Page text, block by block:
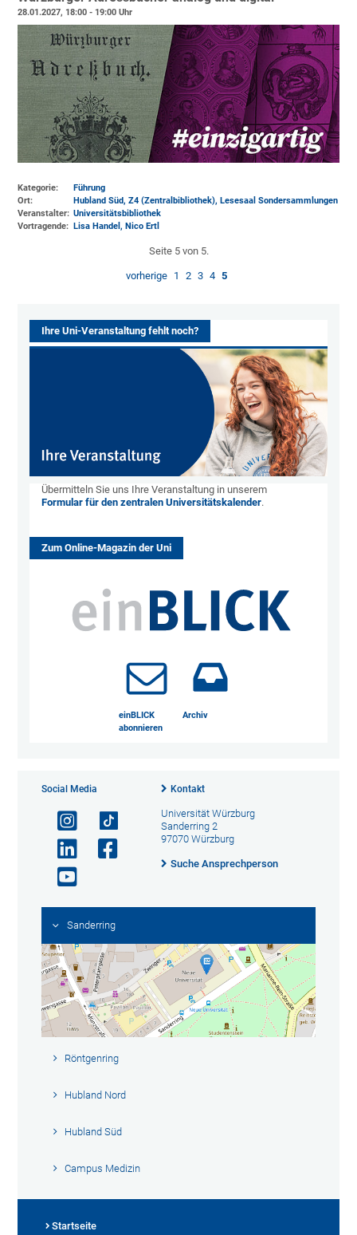
28.01.2027, 18:00 - 19:00 Uhr
Kategorie:
Führung
Ort:
Hubland Süd, Z4 (Zentralbibliothek), Lesesaal Sondersammlungen
Veranstalter: Universitätsbibliothek
Vortragende: Lisa Handel, Nico Ertl
Seite 5 von 5.
vorherige 1 2 3 4 5
Ihre Uni-Veranstaltung fehlt noch?
Übermitteln Sie uns Ihre Veranstaltung in unserem
Formular für den zentralen Universitätskalender.
Zum Online-Magazin der Uni
einBLICK
abonnieren
Archiv
Social Media Kontakt
Universität Würzburg
Sanderring 2
97070 Würzburg
Suche Ansprechperson
Sanderring
Röntgenring
Hubland Nord
Hubland Süd
Campus Medizin
Startseite